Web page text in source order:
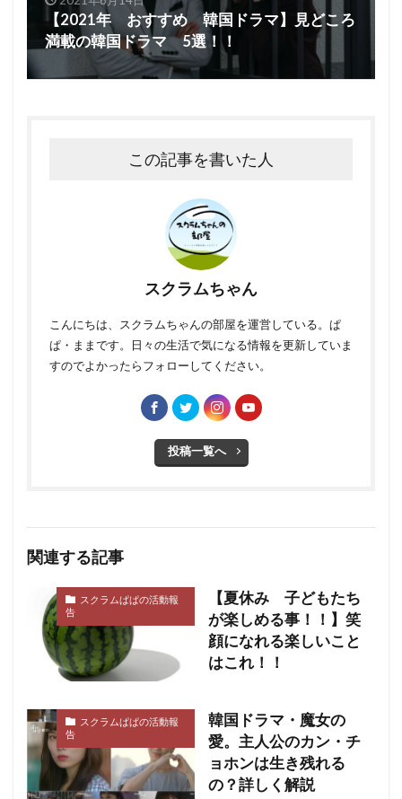
【2021年 おすすめ 韓国ドラマ】見どころ
満載の韓国ドラマ 5選！！
この記事を書いた人
スクラムちゃん
こんにちは、スクラムちゃんの部屋を運営している。ぱ
ぱ・ままです。日々の生活で気になる情報を更新していま
すのでよかったらフォローしてください。
投稿一覧へ
関連する記事
スクラムぱぱの活動報
告
【夏休み 子どもたち
が楽しめる事！！】笑
顔になれる楽しいこと
はこれ！！
スクラムぱぱの活動報
告
韓国ドラマ・魔女の
愛。主人公のカン・チ
ョホンは生き残れる
の？詳しく解説